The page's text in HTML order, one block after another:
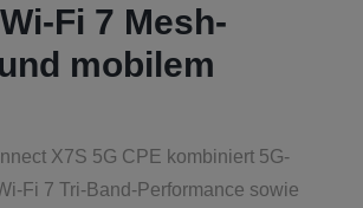
Fi 7 Mesh-
mobilem
X7S 5G CPE kombiniert 5G-
Fi 7 Tri-Band-Performance sowie